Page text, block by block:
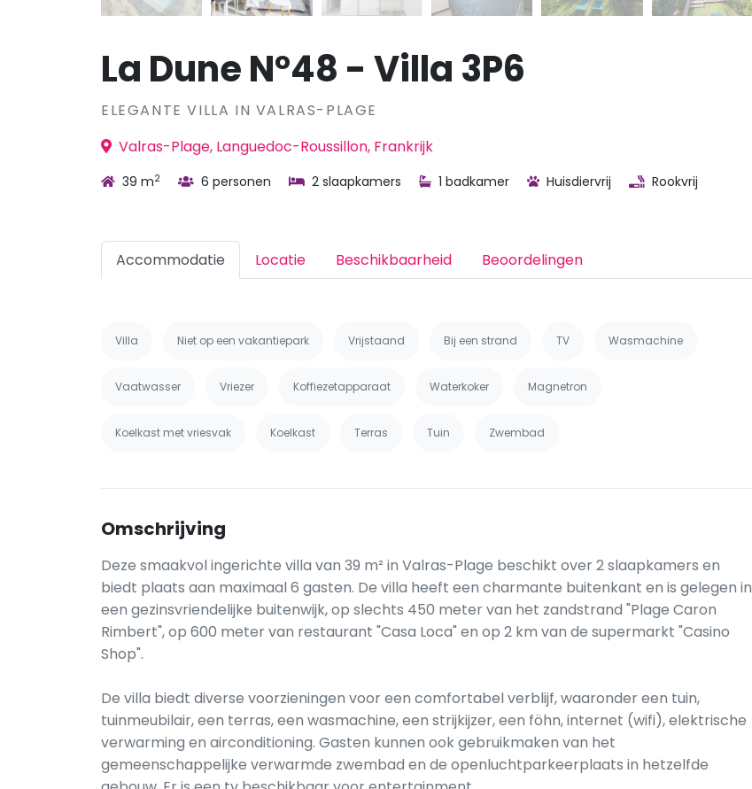
La Dune N°48 - Villa 3P6
ELEGANTE VILLA IN VALRAS-PLAGE
Valras-Plage, Languedoc-Roussillon, Frankrijk
39 m2 6 personen 2 slaapkamers 1 badkamer Huisdiervrij Rookvrij
Accommodatie Locatie Beschikbaarheid Beoordelingen
Villa Niet op een vakantiepark Vrijstaand Bij een strand TV Wasmachine
Vaatwasser Vriezer Koffiezetapparaat Waterkoker Magnetron
Koelkast met vriesvak Koelkast Terras Tuin Zwembad
Omschrijving
Deze smaakvol ingerichte villa van 39 m² in Valras-Plage beschikt over 2 slaapkamers en
biedt plaats aan maximaal 6 gasten. De villa heeft een charmante buitenkant en is gelegen in
een gezinsvriendelijke buitenwijk, op slechts 450 meter van het zandstrand "Plage Caron
Rimbert", op 600 meter van restaurant "Casa Loca" en op 2 km van de supermarkt "Casino
Shop".
De villa biedt diverse voorzieningen voor een comfortabel verblijf, waaronder een tuin,
tuinmeubilair, een terras, een wasmachine, een strijkijzer, een föhn, internet (wifi), elektrische
verwarming en airconditioning. Gasten kunnen ook gebruikmaken van het
gemeenschappelijke verwarmde zwembad en de openluchtparkeerplaats in hetzelfde